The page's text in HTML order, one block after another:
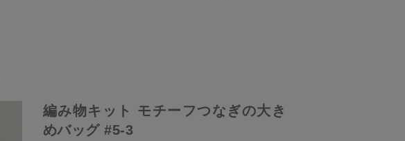
編み物キット モチーフつなぎの大き
めバッグ #5-3